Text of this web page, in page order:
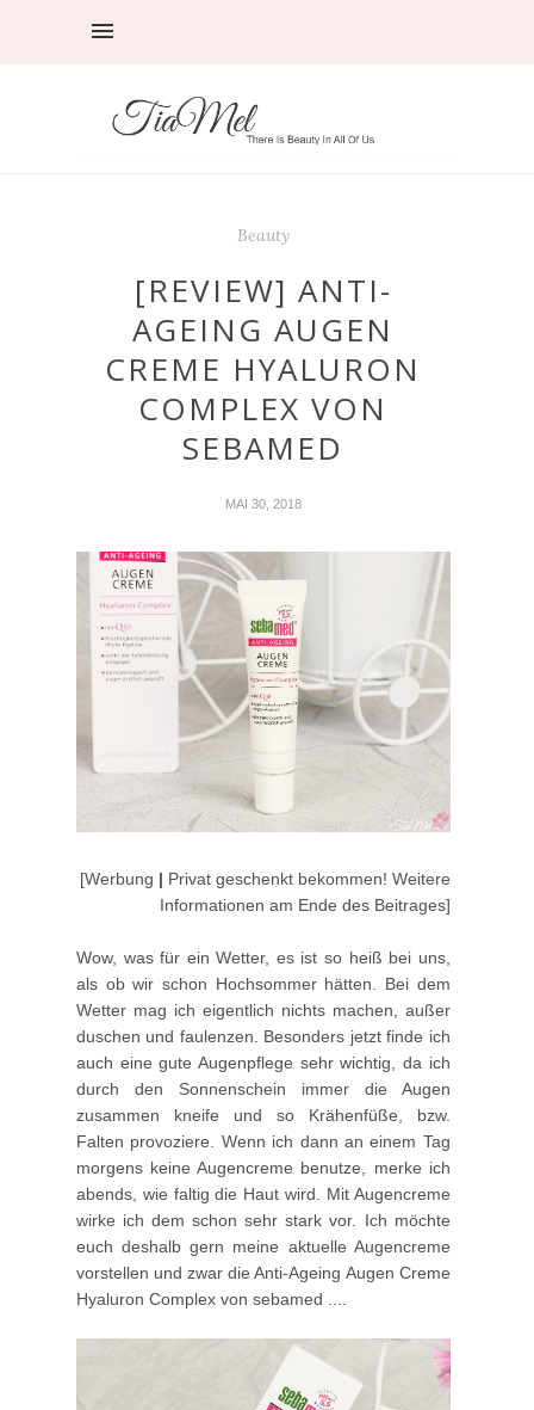
Beauty
[REVIEW] ANTI-
AGEING AUGEN
CREME HYALURON
COMPLEX VON
SEBAMED
MAI 30, 2018
[Werbung | Privat geschenkt bekommen! Weitere
Informationen am Ende des Beitrages]
Wow, was für ein Wetter, es ist so heiß bei uns,
als ob wir schon Hochsommer hätten. Bei dem
Wetter mag ich eigentlich nichts machen, außer
duschen und faulenzen. Besonders jetzt finde ich
auch eine gute Augenpflege sehr wichtig, da ich
durch den Sonnenschein immer die Augen
zusammen kneife und so Krähenfüße, bzw.
Falten provoziere. Wenn ich dann an einem Tag
morgens keine Augencreme benutze, merke ich
abends, wie faltig die Haut wird. Mit Augencreme
wirke ich dem schon sehr stark vor. Ich möchte
euch deshalb gern meine aktuelle Augencreme
vorstellen und zwar die Anti-Ageing Augen Creme
Hyaluron Complex von sebamed ....